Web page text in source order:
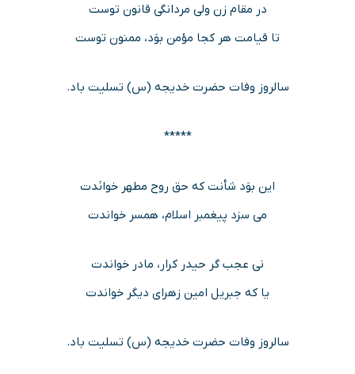
در مقام زن ولی مردانگی قانون توست
تا قیامت هر کجا مؤمن بوَد، ممنون توست
سالروز وفات حضرت خدیجه (س) تسلیت باد.
*****
این بوَد شأنت که حق روح مطهر خوانَدت
می سزد پیغمبر اسلام، همسر خواندت
نی عجب گر حیدر کرار، مادر خواندت
یا که جبریل امین زهرای دیگر خواندت
سالروز وفات حضرت خدیجه (س) تسلیت باد.